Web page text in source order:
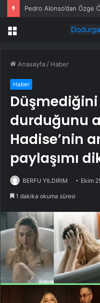
Nimet abla parayı bastı,
Menü
Anasayfa / Haber
Haber
durduğunu
Hadise’nin
paylaşımı
BERFU YILDIRIM Ekim
1 dakika okuma süresi